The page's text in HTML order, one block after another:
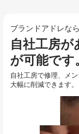
ブランドアドレなら
自社工房が
が可能です
自社工房で修理、メ
大幅に削減できます。